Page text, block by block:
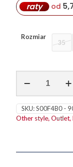
raty od
Rozmiar
35
2555
Alpina
SKU:S00F4B0 -
Other style, Outlet,